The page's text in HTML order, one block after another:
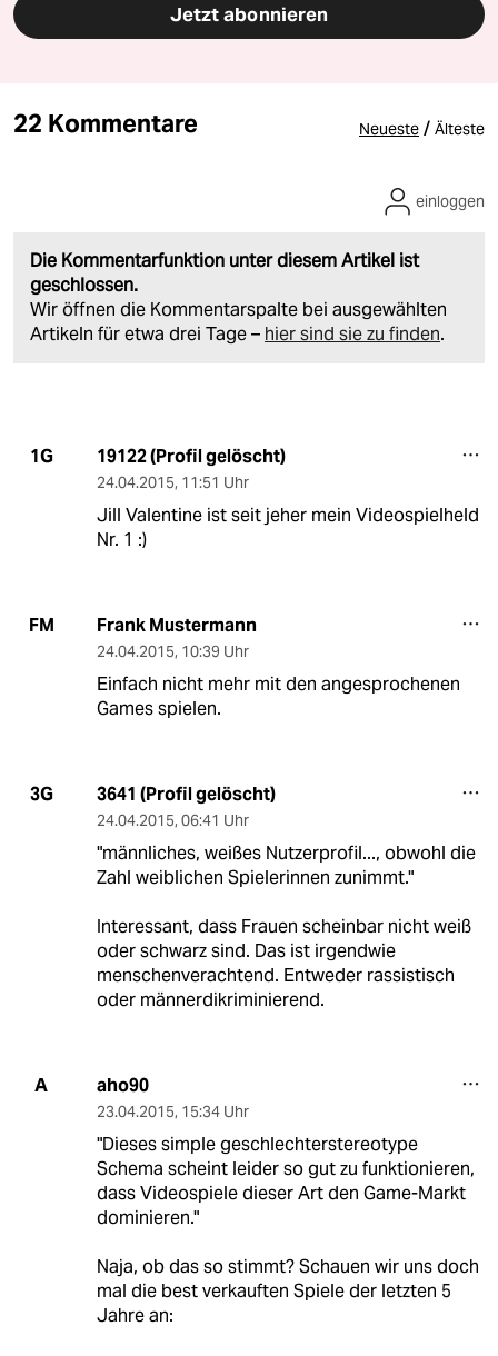
Jetzt abonnieren
22 Kommentare Neueste / Älteste
Die Kommentarfunktion unter diesem Artikel ist
geschlossen.
Wir öffnen die Kommentarspalte bei ausgewählten
Artikeln für etwa drei Tage – hier sind sie zu finden.
einloggen
1G 19122 (Profil gelöscht)
24.04.2015, 11:51 Uhr
Jill Valentine ist seit jeher mein Videospielheld
Nr. 1 :)
FM Frank Mustermann
24.04.2015, 10:39 Uhr
Einfach nicht mehr mit den angesprochenen
Games spielen.
3G 3641 (Profil gelöscht)
24.04.2015, 06:41 Uhr
"männliches, weißes Nutzerprofil..., obwohl die
Zahl weiblichen Spielerinnen zunimmt."
Interessant, dass Frauen scheinbar nicht weiß
oder schwarz sind. Das ist irgendwie
menschenverachtend. Entweder rassistisch
oder männerdikriminierend.
A aho90
23.04.2015, 15:34 Uhr
"Dieses simple geschlechterstereotype
Schema scheint leider so gut zu funktionieren,
dass Videospiele dieser Art den Game-Markt
dominieren."
Naja, ob das so stimmt? Schauen wir uns doch
mal die best verkauften Spiele der letzten 5
Jahre an: